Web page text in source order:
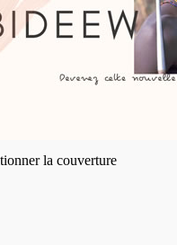
la couverture